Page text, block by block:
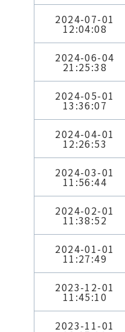
2024-07-01
12:04:08
2024-06-04
21:25:38
2024-05-01
13:36:07
2024-04-01
12:26:53
2024-03-01
11:56:44
2024-02-01
11:38:52
2024-01-01
11:27:49
2023-12-01
11:45:10
2023-11-01